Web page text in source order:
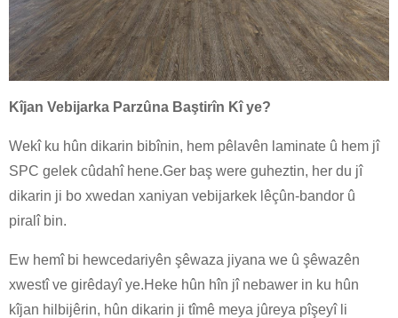
Kîjan Vebijarka Parzûna Baştirîn Kî ye?
Wekî ku hûn dikarin bibînin, hem pêlavên laminate û hem jî
SPC gelek cûdahî hene.Ger baş were guheztin, her du jî
dikarin ji bo xwedan xaniyan vebijarkek lêçûn-bandor û
piralî bin.
Ew hemî bi hewcedariyên şêwaza jiyana we û şêwazên
xwestî ve girêdayî ye.Heke hûn hîn jî nebawer in ku hûn
kîjan hilbijêrin, hûn dikarin ji tîmê meya jûreya pîşeyî li